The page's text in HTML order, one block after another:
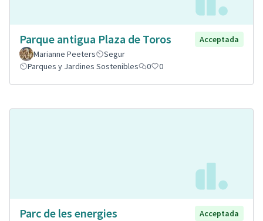
Parque antigua Plaza de Toros
Acceptada
Marianne Peeters
Segur
Parques y Jardines Sostenibles
0 0
Parc de les energies
Acceptada